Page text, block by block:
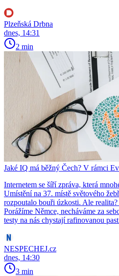
Plzeňská Drbna
dnes, 14:31
2 min
Jaké IQ má běžný Čech? V rámci
Internetem se šíří zpráva, která
Umístění na 37. místě světového
rozpoutalo bouři úzkosti. Ale
Porážíme Němce, necháváme za
testy na nás chystají rafinovanou
NESPECHEJ.cz
dnes, 14:30
3 min